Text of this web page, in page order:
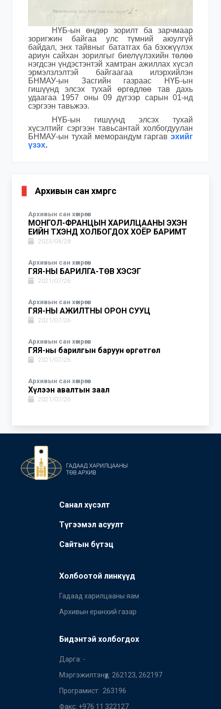
НҮБ-ын өндөр зорилт ба зарчмаар
зоригжин байгаа улс түмний аюулгүй
байдал, энх тайвныг бататгах ба бэхжүүлэх
ариун сайхан зорилгыг биелүүлэхийн төлөө
нэгдсэн үндэстэнтэй хамтран ажиллах хүсэл
эрмэлзлэлтэй байгаагаа илэрхийлэн
БНМАУ-ын Засгийн газраас НҮБ-ын
гишүүнд элсэх тухай өргөдлөө тав дахь
удаагаа 1957 оны 09 дүгээр сарын 01-нд
сэргээн тавьжээ.
НҮБ-ын гишүүнд элсэх тухай
хүсэлтийг сэргээн тавьсантай холбогдуулан
БНМАУ-ын тухай меморандум гаргав эхийг
үзэх.
Архивын сан хөмрөгөөс
Архивын сан хөмрөгөөс
МОНГОЛ-ФРАНЦЫН ХАРИЛЦААНЫ ЭХЭН
ҮЕИЙН ТҮҮХЭНД ХОЛБОГДОХ ХОЁР БАРИМТ
2023/04/28
Архивын сан хөмрөгөөс
ГЯЯ-НЫ БАРИЛГА-ТӨВ ХЭСЭГ
2021/07/26
Архивын сан хөмрөгөөс
ГЯЯ-НЫ АЖИЛТНЫ ОРОН СУУЦ
2021/07/26
Архивын сан хөмрөгөөс
ГЯЯ-ны барилгын баруун өргөтгөл
2021/07/26
Архивын сан хөмрөгөөс
Хүлээн авалтын заал
2021/07/26
Санал хүсэлт
Түгээмэл асуулт
Сайтын бүтэц
Холбоотой линкүүд
Гадаад харилцааны яам
Архивын ерөнхий газар
Бидэнтэй холбогдох
Дарга: -
Мэргэжилтэнүүд: 262123, 262197
Програмист: 263196
Факс: +976 11 322127